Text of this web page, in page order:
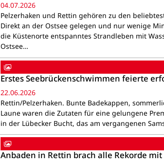
04.07.2026
Pelzerhaken und Rettin gehören zu den
Direkt an der Ostsee gelegen und nur wenige
die Küstenorte entspanntes Strandleben mit
Ostsee…
Erstes Seebrückenschwimmen feierte
22.06.2026
Rettin/Pelzerhaken. Bunte Badekappen,
Laune waren die Zutaten für eine gelungene
in der Lübecker Bucht, das am vergangenen
Anbaden in Rettin brach alle Rekorde